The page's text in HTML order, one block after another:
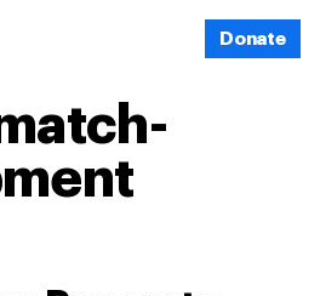
Donate